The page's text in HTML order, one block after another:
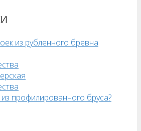
из рубленного бревна
профилированного бруса?